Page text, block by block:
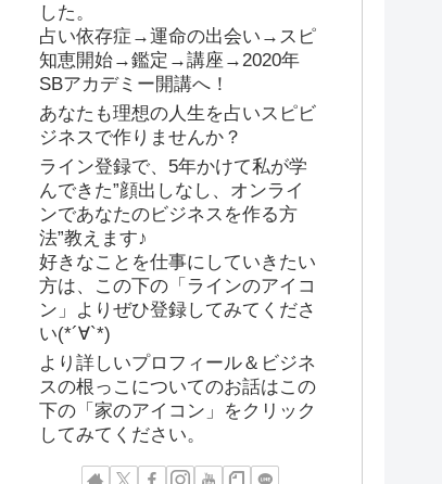
した。
占い依存症→運命の出会い→スピ
知恵開始→鑑定→講座→2020年
SBアカデミー開講へ！
あなたも理想の人生を占いスピビ
ジネスで作りませんか？
ライン登録で、5年かけて私が学
んできた”顔出しなし、オンライ
ンであなたのビジネスを作る方
法”教えます♪
好きなことを仕事にしていきたい
方は、この下の「ラインのアイコ
ン」よりぜひ登録してみてくださ
い(*´∀`*)
より詳しいプロフィール＆ビジネ
スの根っこについてのお話はこの
下の「家のアイコン」をクリック
してみてください。